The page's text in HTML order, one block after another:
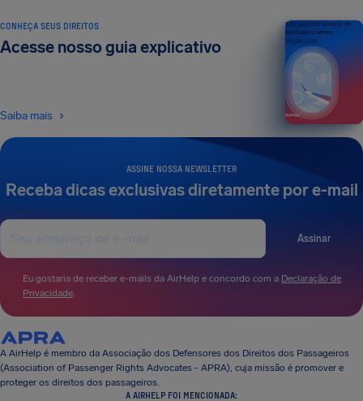
ASSINE NOSSA NEWSLETTER
Receba dicas exclusivas diretamente por e-mail
Assinar
Eu gostaria de receber e-mails da AirHelp e concordo com a Declaração de
Privacidade.
CONHEÇA SEUS DIREITOS
Acesse nosso guia explicativo
Saiba mais
Seu guia dos direitos do
passageiro aéreo
EDIÇÃO 2026
A AirHelp é membro da Associação dos Defensores dos Direitos dos Passageiros
(Association of Passenger Rights Advocates - APRA), cuja missão é promover e
proteger os direitos dos passageiros.
A AIRHELP FOI MENCIONADA: